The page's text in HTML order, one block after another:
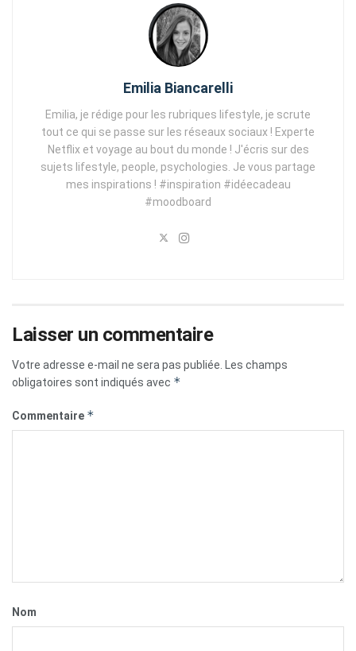
Emilia Biancarelli
Emilia, je rédige pour les rubriques lifestyle, je scrute
tout ce qui se passe sur les réseaux sociaux ! Experte
Netflix et voyage au bout du monde ! J'écris sur des
sujets lifestyle, people, psychologies. Je vous partage
mes inspirations ! #inspiration #idéecadeau
#moodboard
Laisser un commentaire
Votre adresse e-mail ne sera pas publiée. Les champs
obligatoires sont indiqués avec *
Commentaire *
Nom